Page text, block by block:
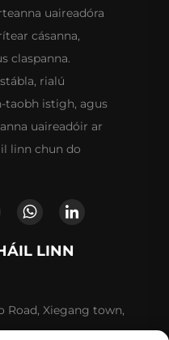
uaireadóra
cásanna,
claspanna.
rialú
taobh istigh, agus
uaireadóir ar
linn chun do
LINN
Road, Xiegang town,